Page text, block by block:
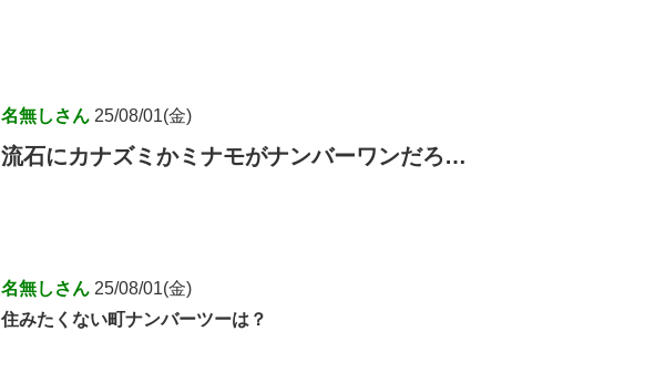
名無しさん 25/08/01(金)
流石にカナズミかミナモがナンバーワンだろ…
名無しさん 25/08/01(金)
住みたくない町ナンバーツーは？